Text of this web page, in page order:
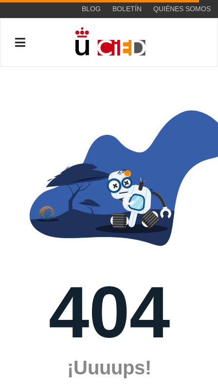
BLOG BOLETÍN QUIÉNES SOMOS
404
¡Uuuups!